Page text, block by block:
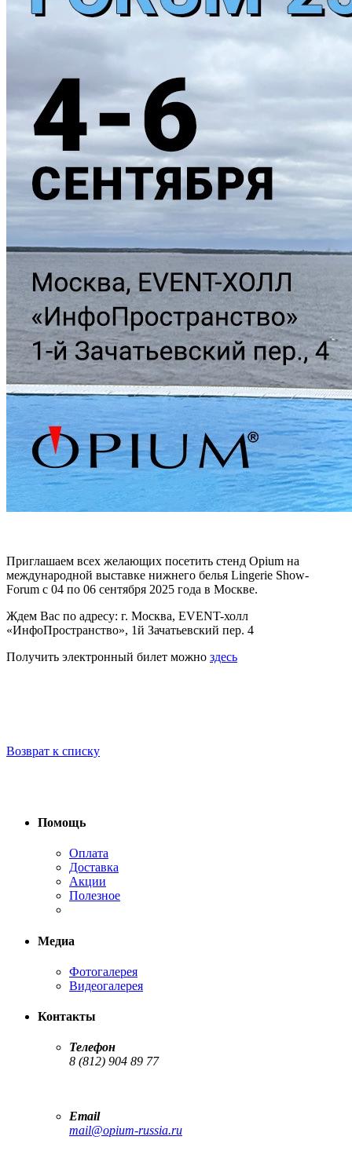
Приглашаем всех желающих посетить стенд Opium на
международной выставке нижнего белья Lingerie Show-
Forum с 04 по 06 сентября 2025 года в Москве.
Ждем Вас по адресу: г. Москва, EVENT-холл
«ИнфоПространство», 1й Зачатьевский пер. 4
Получить электронный билет можно здесь
Возврат к списку
Помощь
Оплата
Доставка
Акции
Полезное
Медиа
Фотогалерея
Видеогалерея
Контакты
Телефон
8 (812) 904 89 77
Email
mail@opium-russia.ru